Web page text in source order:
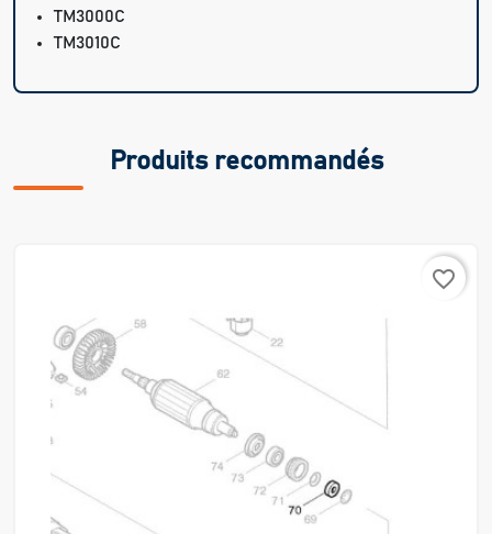
TM3000C
TM3010C
Produits recommandés
favorite_border